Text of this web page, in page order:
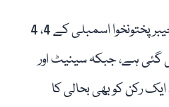
اسی طرح سندھ اسمبلی اور خیبر پختونخوا اسمبلی کے 4، 4
گئی ہے، جبکہ سینیٹ اور
رکن کو بھی بحالی کا